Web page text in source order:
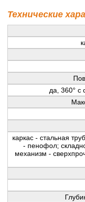
Технические
да, 360° с
каркас - стальная
- пенофол;
механизм -